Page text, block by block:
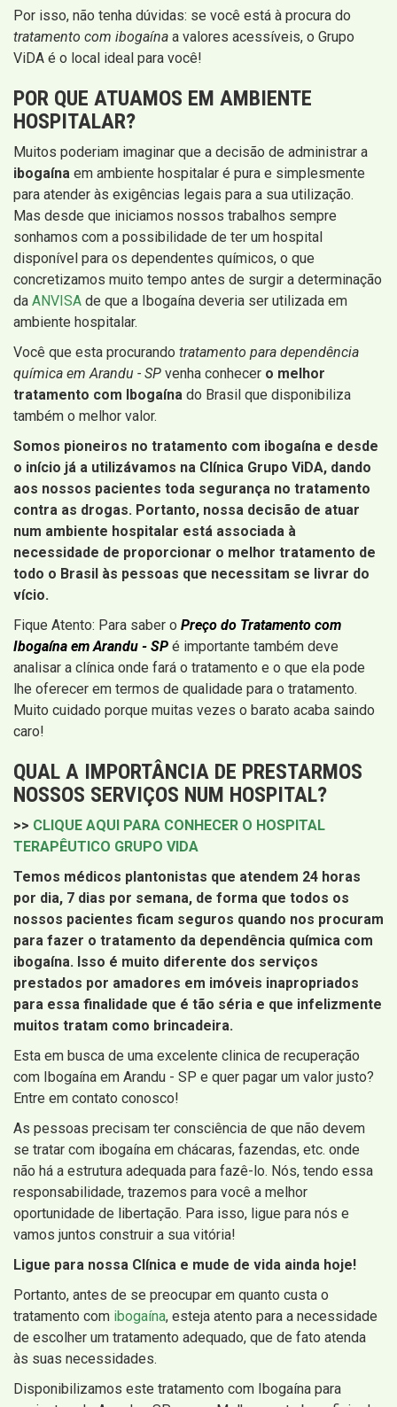
Por isso, não tenha dúvidas: se você está à procura do
tratamento com ibogaína a valores acessíveis, o Grupo
ViDA é o local ideal para você!
POR QUE ATUAMOS EM AMBIENTE
HOSPITALAR?
Muitos poderiam imaginar que a decisão de administrar a
ibogaína em ambiente hospitalar é pura e simplesmente
para atender às exigências legais para a sua utilização.
Mas desde que iniciamos nossos trabalhos sempre
sonhamos com a possibilidade de ter um hospital
disponível para os dependentes químicos, o que
concretizamos muito tempo antes de surgir a determinação
da ANVISA de que a Ibogaína deveria ser utilizada em
ambiente hospitalar.
Você que esta procurando tratamento para dependência
química em Arandu - SP venha conhecer o melhor
tratamento com Ibogaína do Brasil que disponibiliza
também o melhor valor.
Somos pioneiros no tratamento com ibogaína e desde
o início já a utilizávamos na Clínica Grupo ViDA, dando
aos nossos pacientes toda segurança no tratamento
contra as drogas. Portanto, nossa decisão de atuar
num ambiente hospitalar está associada à
necessidade de proporcionar o melhor tratamento de
todo o Brasil às pessoas que necessitam se livrar do
vício.
Fique Atento: Para saber o Preço do Tratamento com
Ibogaína em Arandu - SP é importante também deve
analisar a clínica onde fará o tratamento e o que ela pode
lhe oferecer em termos de qualidade para o tratamento.
Muito cuidado porque muitas vezes o barato acaba saindo
caro!
QUAL A IMPORTÂNCIA DE PRESTARMOS
NOSSOS SERVIÇOS NUM HOSPITAL?
>> CLIQUE AQUI PARA CONHECER O HOSPITAL
TERAPÊUTICO GRUPO VIDA
Temos médicos plantonistas que atendem 24 horas
por dia, 7 dias por semana, de forma que todos os
nossos pacientes ficam seguros quando nos procuram
para fazer o tratamento da dependência química com
ibogaína. Isso é muito diferente dos serviços
prestados por amadores em imóveis inapropriados
para essa finalidade que é tão séria e que infelizmente
muitos tratam como brincadeira.
Esta em busca de uma excelente clinica de recuperação
com Ibogaína em Arandu - SP e quer pagar um valor justo?
Entre em contato conosco!
As pessoas precisam ter consciência de que não devem
se tratar com ibogaína em chácaras, fazendas, etc. onde
não há a estrutura adequada para fazê-lo. Nós, tendo essa
responsabilidade, trazemos para você a melhor
oportunidade de libertação. Para isso, ligue para nós e
vamos juntos construir a sua vitória!
Ligue para nossa Clínica e mude de vida ainda hoje!
Portanto, antes de se preocupar em quanto custa o
tratamento com ibogaína, esteja atento para a necessidade
de escolher um tratamento adequado, que de fato atenda
às suas necessidades.
Disponibilizamos este tratamento com Ibogaína para